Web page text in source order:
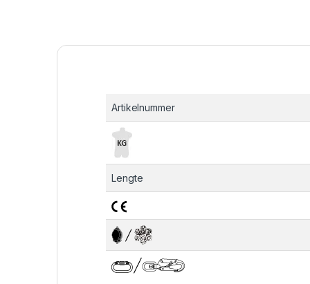
Artikelnummer
Lengte